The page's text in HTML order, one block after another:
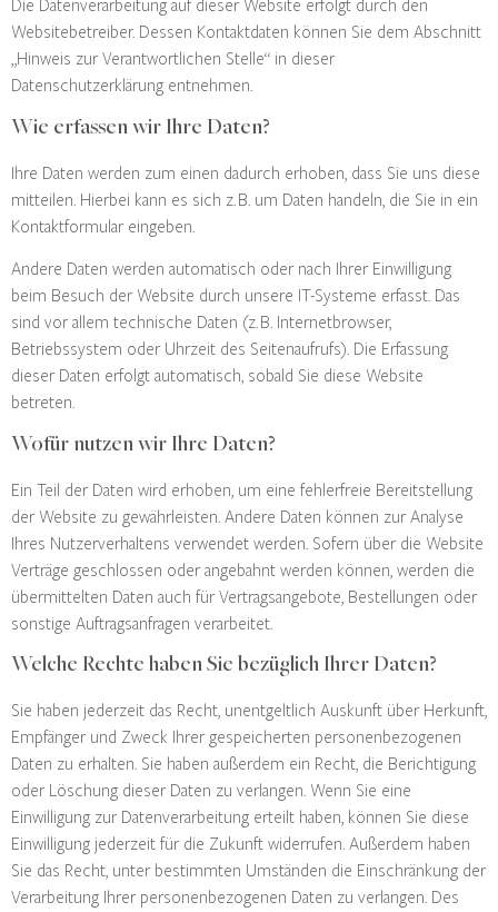
Die Datenverarbeitung auf dieser Website erfolgt durch den
Websitebetreiber. Dessen Kontaktdaten können Sie dem Abschnitt
„Hinweis zur Verantwortlichen Stelle“ in dieser
Datenschutzerklärung entnehmen.
Wie erfassen wir Ihre Daten?
Ihre Daten werden zum einen dadurch erhoben, dass Sie uns diese
mitteilen. Hierbei kann es sich z. B. um Daten handeln, die Sie in ein
Kontaktformular eingeben.
Andere Daten werden automatisch oder nach Ihrer Einwilligung
beim Besuch der Website durch unsere IT-Systeme erfasst. Das
sind vor allem technische Daten (z. B. Internetbrowser,
Betriebssystem oder Uhrzeit des Seitenaufrufs). Die Erfassung
dieser Daten erfolgt automatisch, sobald Sie diese Website
betreten.
Wofür nutzen wir Ihre Daten?
Ein Teil der Daten wird erhoben, um eine fehlerfreie Bereitstellung
der Website zu gewährleisten. Andere Daten können zur Analyse
Ihres Nutzerverhaltens verwendet werden. Sofern über die Website
Verträge geschlossen oder angebahnt werden können, werden die
übermittelten Daten auch für Vertragsangebote, Bestellungen oder
sonstige Auftragsanfragen verarbeitet.
Welche Rechte haben Sie bezüglich Ihrer Daten?
Sie haben jederzeit das Recht, unentgeltlich Auskunft über Herkunft,
Empfänger und Zweck Ihrer gespeicherten personenbezogenen
Daten zu erhalten. Sie haben außerdem ein Recht, die Berichtigung
oder Löschung dieser Daten zu verlangen. Wenn Sie eine
Einwilligung zur Datenverarbeitung erteilt haben, können Sie diese
Einwilligung jederzeit für die Zukunft widerrufen. Außerdem haben
Sie das Recht, unter bestimmten Umständen die Einschränkung der
Verarbeitung Ihrer personenbezogenen Daten zu verlangen. Des